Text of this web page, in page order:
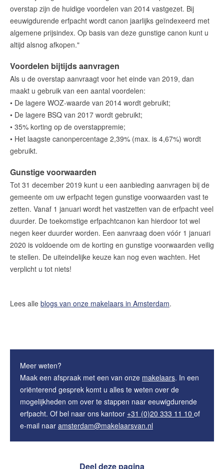
overstap zijn de huidige voordelen van 2014 vastgezet. Bij
eeuwigdurende erfpacht wordt canon jaarlijks geïndexeerd met
algemene prijsindex. Op basis van deze gunstige canon kunt u
altijd alsnog afkopen."
Voordelen bijtijds aanvragen
Als u de overstap aanvraagt voor het einde van 2019, dan
maakt u gebruik van een aantal voordelen:
• De lagere WOZ-waarde van 2014 wordt gebruikt;
• De lagere BSQ van 2017 wordt gebruikt;
• 35% korting op de overstappremie;
• Het laagste canonpercentage 2,39% (max. is 4,67%) wordt
gebruikt.
Gunstige voorwaarden
Tot 31 december 2019 kunt u een aanbieding aanvragen bij de
gemeente om uw erfpacht tegen gunstige voorwaarden vast te
zetten. Vanaf 1 januari wordt het vastzetten van de erfpacht veel
duurder. De toekomstige erfpachtcanon kan hierdoor tot wel
negen keer duurder worden. Een aanvraag doen vóór 1 januari
2020 is voldoende om de korting en gunstige voorwaarden veilig
te stellen. De uiteindelijke keuze kan nog even wachten. Het
verplicht u tot niets!
Lees alle blogs van onze makelaars in Amsterdam.
Meer weten?
Maak een afspraak met een van onze makelaars. In een
oriënterend gesprek komt u alles te weten over de
mogelijkheden om over te stappen naar eeuwigdurende
erfpacht. Of bel naar ons kantoor +31 (0)20 333 11 10 of
e-mail naar amsterdam@makelaarsvan.nl
Deel deze pagina